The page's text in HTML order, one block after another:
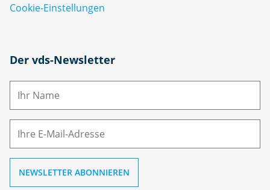
Cookie-Einstellungen
Der vds-Newsletter
N
M